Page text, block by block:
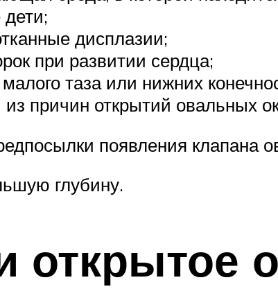
дисплазии;
при развитии сердца;
таза или нижних
из причин открытий овальных
появления клапана
глубину.
открытое